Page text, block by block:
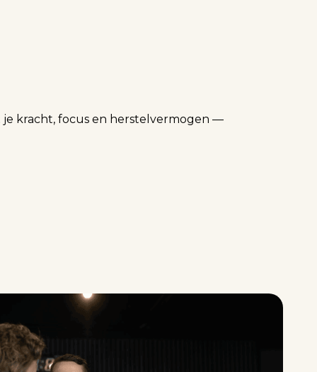
je kracht, focus en herstelvermogen —